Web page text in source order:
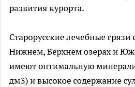
развития курорта.
Старорусские лечебные грязи
Нижнем, Верхнем озерах и
имеют оптимальную
дм3) и высокое содержание